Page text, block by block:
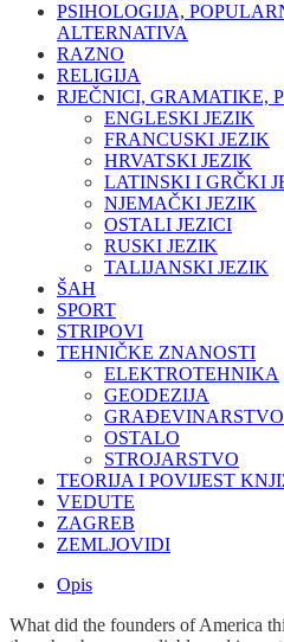
PSIHOLOGIJA,
ALTERNATIVA
RAZNO
RELIGIJA
RJEČNICI, GRAMATIKE,
ENGLESKI JEZIK
FRANCUSKI JEZIK
HRVATSKI JEZIK
LATINSKI I GRČKI
NJEMAČKI JEZIK
OSTALI JEZICI
RUSKI JEZIK
TALIJANSKI JEZIK
ŠAH
SPORT
STRIPOVI
TEHNIČKE ZNANOSTI
ELEKTROTEHNIKA
GEODEZIJA
GRAĐEVINARSTVO
OSTALO
STROJARSTVO
TEORIJA I POVIJEST
VEDUTE
ZAGREB
ZEMLJOVIDI
Opis
What did the founders of America